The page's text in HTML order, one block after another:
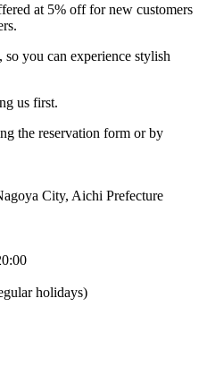
at 5% off for new customers
you can experience stylish
us first.
the reservation form or by
City, Aichi Prefecture
holidays)